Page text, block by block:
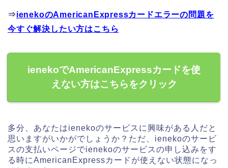
⇒ienekoのAmericanExpressカードエラーの問題を
今すぐ解決したい方はこちら
ienekoでAmericanExpressカードを使
えない方はこちらをクリック
多分、あなたはienekoのサービスに興味がある人だと
思いますがいかがでしょうか？ただ、ienekoのサービ
スの支払いページでienekoのサービスの申し込みをす
る時にAmericanExpressカードが使えない状態になっ